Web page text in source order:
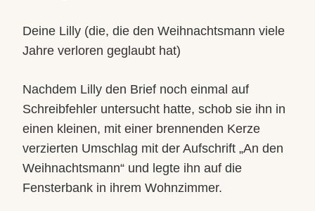
Deine Lilly (die, die den Weihnachtsmann viele
Jahre verloren geglaubt hat)
Nachdem Lilly den Brief noch einmal auf
Schreibfehler untersucht hatte, schob sie ihn in
einen kleinen, mit einer brennenden Kerze
verzierten Umschlag mit der Aufschrift „An den
Weihnachtsmann“ und legte ihn auf die
Fensterbank in ihrem Wohnzimmer.